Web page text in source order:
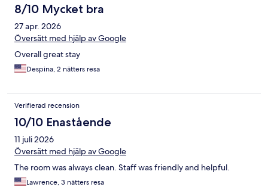
8/10 Mycket bra
27 apr. 2026
Översätt med hjälp av Google
Overall great stay
Despina, 2 nätters resa
Verifierad recension
10/10 Enastående
11 juli 2026
Översätt med hjälp av Google
The room was always clean. Staff was friendly and helpful.
Lawrence, 3 nätters resa